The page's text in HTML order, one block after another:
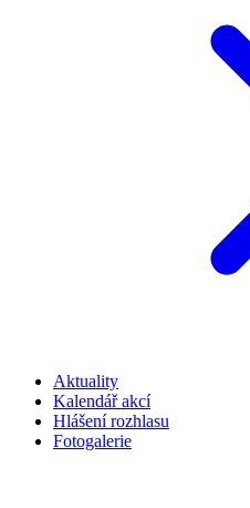
Aktuality
Kalendář akcí
Hlášení rozhlasu
Fotogalerie